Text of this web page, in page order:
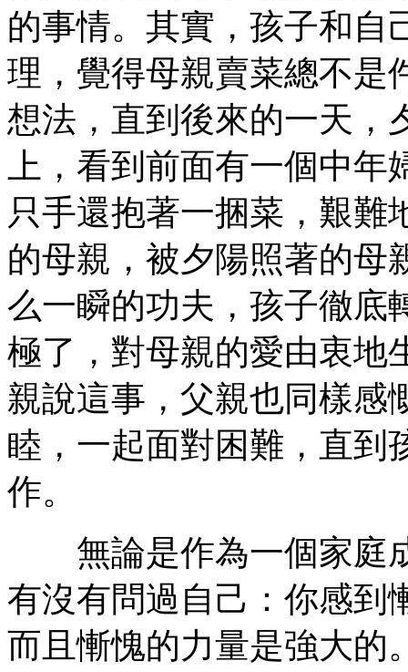
的事情。其實，孩子和自
理，覺得母親賣菜總不是
想法，直到後來的一天，
上，看到前面有一個中
只手還抱著一捆菜，艱難
的母親，被夕陽照著的母
么一瞬的功夫，孩子徹底
極了，對母親的愛由衷地
親說這事，父親也同樣感
睦，一起面對困難，直到
作。
無論是作為一個家庭
有沒有問過自己：你感到
而且慚愧的力量是強大的